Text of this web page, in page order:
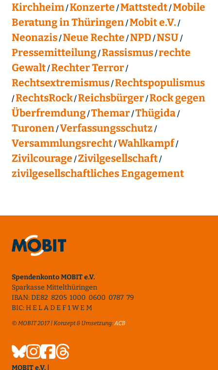
Kirchheim Konzerte Mattstedt Mobile
Beratung in Thüringen Mobit e.V.
Neonazis Neue Rechte NPD NSU
Pressemitteilung Rassismus rechte
Gewalt Rechter Terror
Rechtsextremismus Rechtspopulismus
RechtsRock Reichsbürger Rock gegen
Überfremdung Themar Thügida
Turonen Verfassungsschutz
Versammlungsrecht Wahlkampf
Zivilcourage Zivilgesellschaft
zivilgesellschaftliches Engagement
Spendenkonto MOBIT e.V.
Sparkasse Mittelthüringen
IBAN: DE82 8205 1000 0600 0787 79
BIC: H E L A D E F 1 W E M
© MOBIT 2017 | Konzept & Umsetzung:ACB
MOBIT e.V. |